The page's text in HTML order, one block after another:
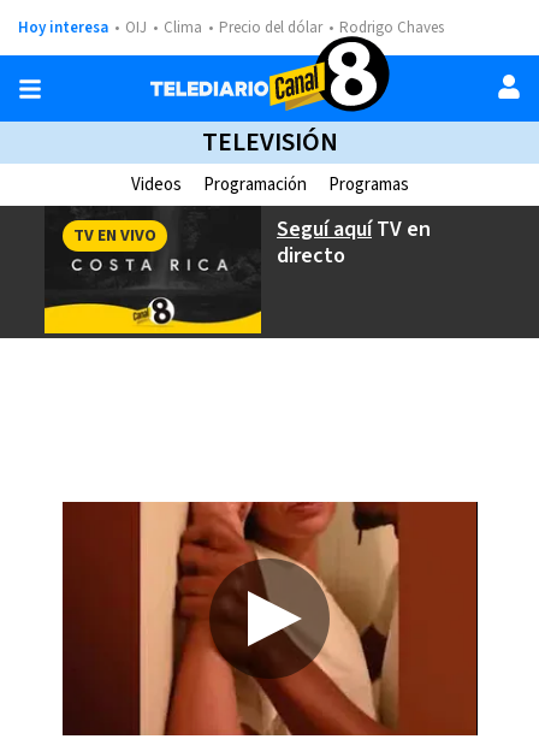
Hoy interesa OIJ Clima Precio del dólar Rodrigo Chaves
TELEVISIÓN
Videos Programación Programas
Seguí aquíTV en
directo
TV EN VIVO